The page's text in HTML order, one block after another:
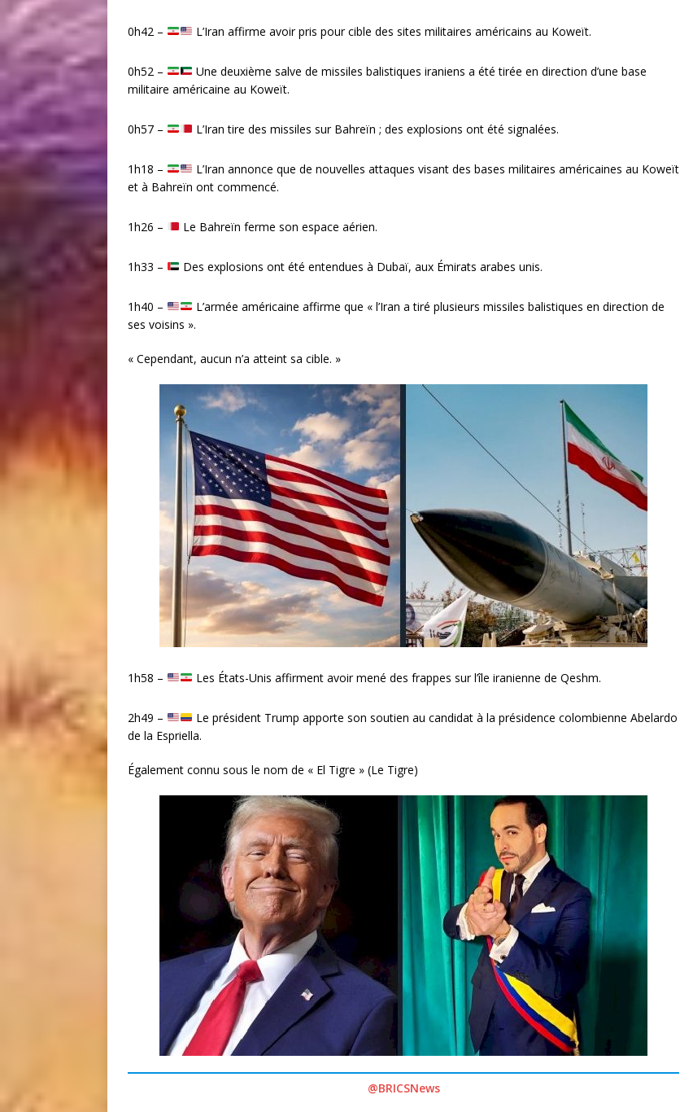
0h42 – L’Iran affirme avoir pris pour cible des sites militaires américains au Koweït.
0h52 –
Une deuxième salve de missiles balistiques iraniens a été tirée en direction d’une base
militaire américaine au Koweït.
0h57 – L’Iran tire des missiles sur Bahreïn ; des explosions ont été signalées.
1h18 –
L’Iran annonce que de nouvelles attaques visant des bases militaires américaines au Koweït
et à Bahreïn ont commencé.
1h26 – Le Bahreïn ferme son espace aérien.
1h33 – Des explosions ont été entendues à Dubaï, aux Émirats arabes unis.
1h40 –
L’armée américaine affirme que « l’Iran a tiré plusieurs missiles balistiques en direction de
ses voisins ».
« Cependant, aucun n’a atteint sa cible. »
1h58 – Les États-Unis affirment avoir mené des frappes sur l’île iranienne de Qeshm.
2h49 –
Le président Trump apporte son soutien au candidat à la présidence colombienne Abelardo
de la Espriella.
Également connu sous le nom de « El Tigre » (Le Tigre)
@BRICSNews